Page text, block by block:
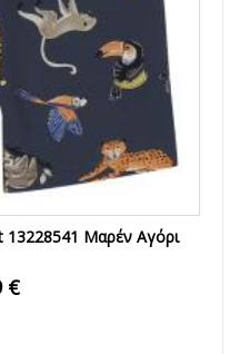
13228541 Μαρέν Αγόρι
€